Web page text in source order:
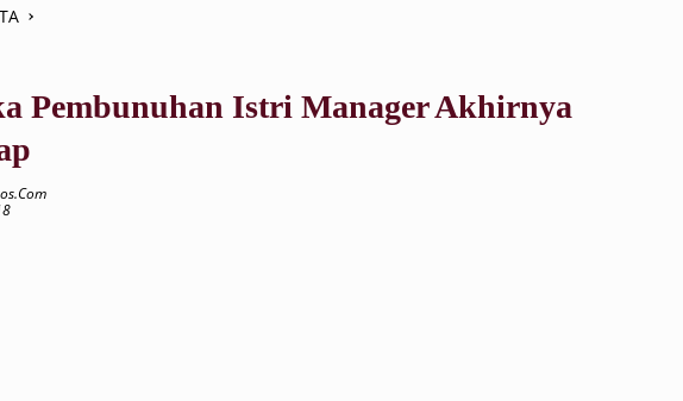
Pembunuhan Istri Manager Akhirnya